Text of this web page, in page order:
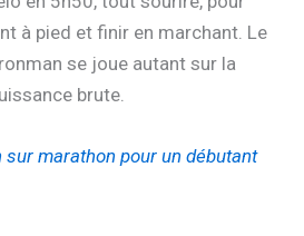
à pied et finir en marchant. Le
se joue autant sur la
brute.
sur marathon pour un débutant